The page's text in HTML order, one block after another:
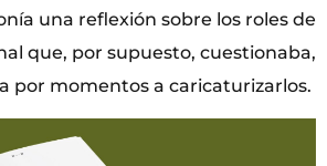
una reflexión sobre los roles de
que, por supuesto, cuestionaba,
por momentos a caricaturizarlos.